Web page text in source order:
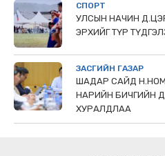
СПОРТ
УЛСЫН НАЧИН
ЭРХИЙГ ТҮР
ЗАСГИЙН ГАЗАР
ШАДАР САЙД
НАРИЙН БИЧГИЙН
ХУРАЛДЛАА